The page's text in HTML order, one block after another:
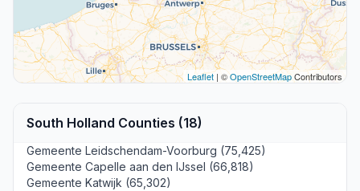
Leaflet| ©OpenStreetMapContributors
South Holland Counties (18)
Gemeente Leidschendam-Voorburg (75,425)
Gemeente Capelle aan den IJssel (66,818)
Gemeente Katwijk (65,302)